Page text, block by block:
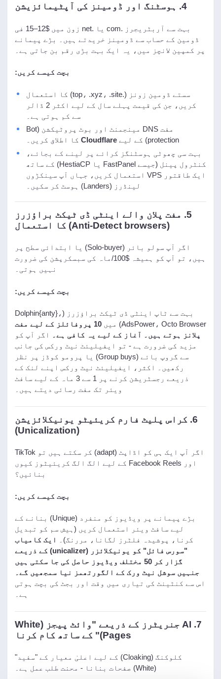
4. ہوسٹنگ اور ڈومینز کی آپٹیمائزیشن
بہت سے آربٹریجرز .com یا .net زون میں $12–15 فی
ڈومین کے حساب سے ڈومینز خریدتے ہیں۔ بڑے پیمانے
پر کمپین لانچز میں، یہ ایک بہت بڑی رقم بن جاتی ہے۔
بچت کیسے کریں:
سستے ڈومین زونز (.top، .xyz، .site) کا استعمال
کریں، جن کی قیمت پہلے سال کے لیے اکثر 2 ڈالر
سے کم ہوتی ہے۔
مفت DNS مینجمنٹ اور بوٹ پروٹیکشن (Bot
protection) کے لیے
Cloudflare کا اطلاق کریں۔
بہت سی چھوٹی ہوسٹنگز کرائے پر لینے کے بجائے،
کنٹرول پینل (جیسے FastPanel یا HestiaCP) کے ساتھ
ایک طاقتور VPS استعمال کریں، جہاں آپ سینکڑوں
لینڈرز (Landers) ہوسٹ کر سکیں۔
5. مفت پلان والے اینٹی ڈی ٹیکٹ براؤزرز
(Anti-Detect browsers) کا استعمال
اگر آپ سولو بائر (Solo-buyer) یا ابتدائی سطح پر
ہیں، تو آپ کو ہمیشہ $100/ماہ کی سبسکرپشن کی ضرورت
نہیں ہوتی۔
بچت کیسے کریں:
بہت سے ٹاپ اینٹی ڈی ٹیکٹ براؤزرز (Dolphin{anty}،
AdsPower، Octo Browser) میں
10 پروفائلز کے لیے مفت
پلانز ہوتے ہیں۔ آغاز کے لیے یہ کافی ہے۔
اگر آپ کو
مزید کی ضرورت ہے - تو ایفیلیئٹ نیٹ ورکس کی جانب
سے گروپ بائے (Group buys) یا پرومو کوڈز پر نظر
رکھیں۔ اکثر، ایفیلیئٹ نیٹ ورکس اپنے لنک کے
ذریعے رجسٹریشن کرنے پر 1 سے 3 ماہ کے لیے سافٹ
ویئر تک مفت رسائی دیتے ہیں۔
6. کراس پلیٹ فارم کریئیٹو یونیکلائزیشن
(Unicalization)
اگر آپ ایک ہی کو اڈاپٹ (adapt) کر سکتے ہیں تو TikTok
اور Facebook Reels کے لیے الگ الگ کریئیٹوز کیوں
بنائیں؟
بچت کیسے کریں:
بڑے پیمانے پر ویڈیوز کو منفرد (Unique) بنانے کے
لیے سافٹ ویئر استعمال کریں (ہیش سم کو تبدیل
کرنا، پوشیدہ فلٹرز لگانا، مررنگ)۔
ایک کامیاب
"سورس فائل" کو یونیکلائزر (unicalizer) کے ذریعے
گزار کر 50 مختلف ویڈیوز حاصل کی جا سکتی ہیں
جنہیں سوشل نیٹ ورک کے الگورتھمز نیا سمجھیں گے۔
اس سے کنٹینٹ کی تیاری میں وقت اور بجٹ کی بچت ہوتی
ہے۔
7. AI جنریٹرز کے ذریعے "وائٹ پیجز (White
Pages)" کے ساتھ کام کرنا
کلوکنگ (Cloaking) کے لیے اعلیٰ معیار کے "سفید"
(White) صفحات بنانا - محنت طلب عمل ہے۔